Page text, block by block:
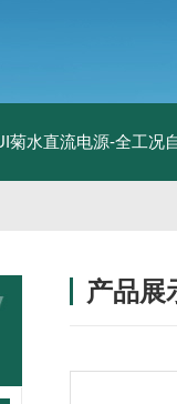
菊水直流电源-全工况
产品展